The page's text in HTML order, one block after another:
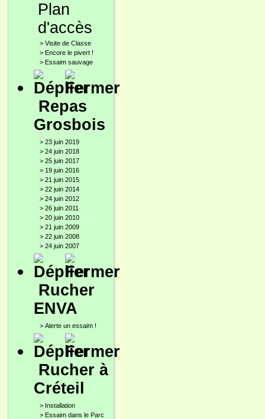
Plan
d'accès
> Visite de Classe
> Encore le pivert !
> Essaim sauvage
Repas
Grosbois
> 23 juin 2019
> 24 juin 2018
> 25 juin 2017
> 19 juin 2016
> 21 juin 2015
> 22 juin 2014
> 24 juin 2012
> 26 juin 2011
> 20 juin 2010
> 21 juin 2009
> 22 juin 2008
> 24 juin 2007
Rucher
ENVA
> Alerte un essaim !
Rucher à
Créteil
> Installation
> Essaim dans le Parc